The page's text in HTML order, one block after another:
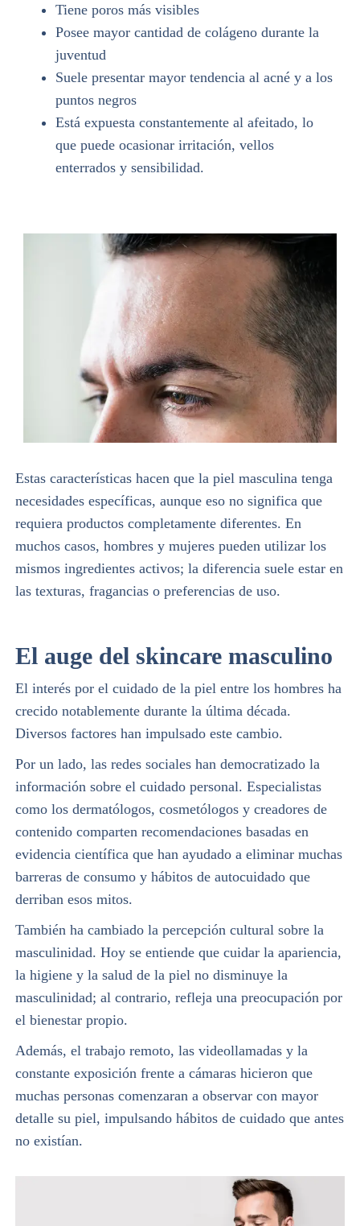
Tiene poros más visibles
Posee mayor cantidad de colágeno durante la
juventud
Suele presentar mayor tendencia al acné y a los
puntos negros
Está expuesta constantemente al afeitado, lo
que puede ocasionar irritación, vellos
enterrados y sensibilidad.
Estas características hacen que la piel masculina tenga
necesidades específicas, aunque eso no significa que
requiera productos completamente diferentes. En
muchos casos, hombres y mujeres pueden utilizar los
mismos ingredientes activos; la diferencia suele estar en
las texturas, fragancias o preferencias de uso.
El auge del skincare masculino
El interés por el cuidado de la piel entre los hombres ha
crecido notablemente durante la última década.
Diversos factores han impulsado este cambio.
Por un lado, las redes sociales han democratizado la
información sobre el cuidado personal. Especialistas
como los dermatólogos, cosmetólogos y creadores de
contenido comparten recomendaciones basadas en
evidencia científica que han ayudado a eliminar muchas
barreras de consumo y hábitos de autocuidado que
derriban esos mitos.
También ha cambiado la percepción cultural sobre la
masculinidad. Hoy se entiende que cuidar la apariencia,
la higiene y la salud de la piel no disminuye la
masculinidad; al contrario, refleja una preocupación por
el bienestar propio.
Además, el trabajo remoto, las videollamadas y la
constante exposición frente a cámaras hicieron que
muchas personas comenzaran a observar con mayor
detalle su piel, impulsando hábitos de cuidado que antes
no existían.